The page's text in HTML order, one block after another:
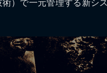
）で一元管理する新シス